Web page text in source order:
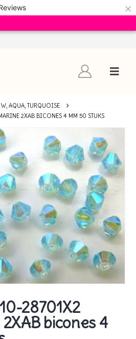
×
AQUA, TURQUOISE
2XAB BICONES 4 MM 50 STUKS
28701X2
bicones 4